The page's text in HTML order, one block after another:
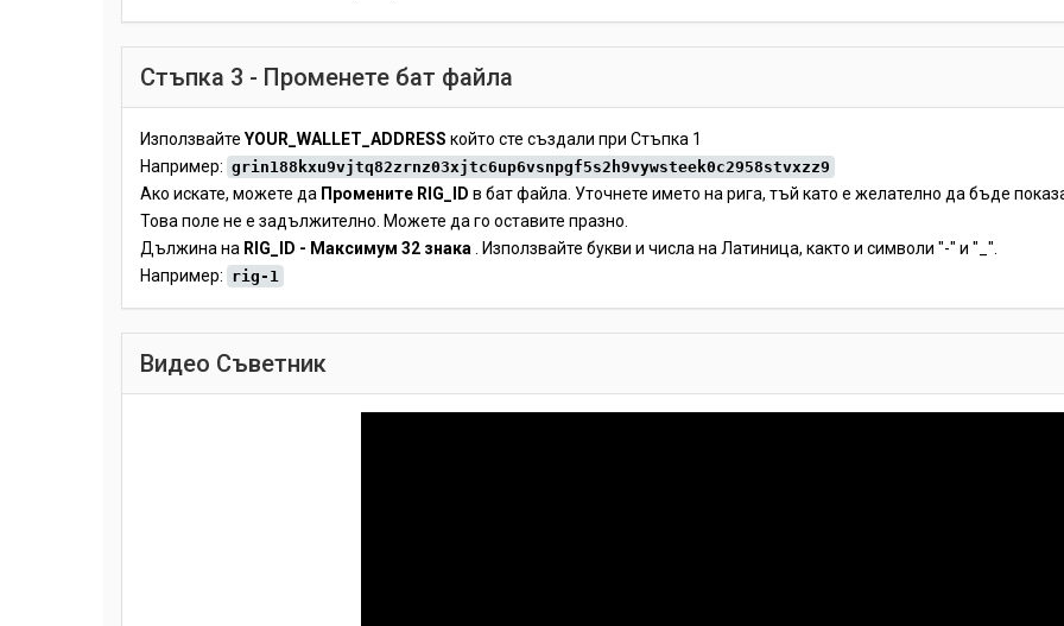
Стъпка 3 - Променете бат файла
Използвайте YOUR_WALLET_ADDRESS който сте създали при Стъпка 1
Например: grin188kxu9vjtq82zrnz03xjtc6up6vsnpgf5s2h9vywsteek0c2958stvxzz9
Ако искате, можете да Промените RIG_ID в бат файла. Уточнете името на рига, тъй като е желателно да бъде
Това поле не е задължително. Можете да го оставите празно.
Дължина на RIG_ID - Максимум 32 знака
. Използвайте букви и числа на Латиница, както и символи "-" и "_".
Например: rig-1
Видео Съветник